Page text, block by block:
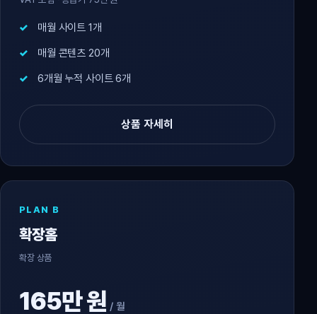
매월 사이트 1개
매월 콘텐츠 20개
6개월 누적 사이트 6개
상품 자세히
PLAN B
확장홈
확장 상품
165만 원 / 월